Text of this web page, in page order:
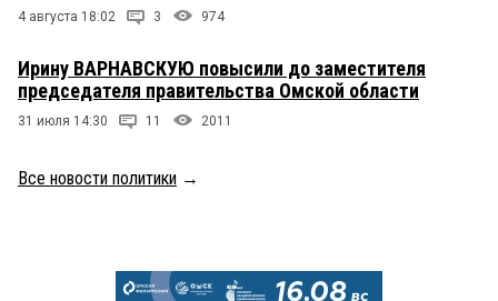
4 августа 18:02 3 974
Ирину ВАРНАВСКУЮ повысили до заместителя
председателя правительства Омской области
31 июля 14:30 11 2011
Все новости политики →